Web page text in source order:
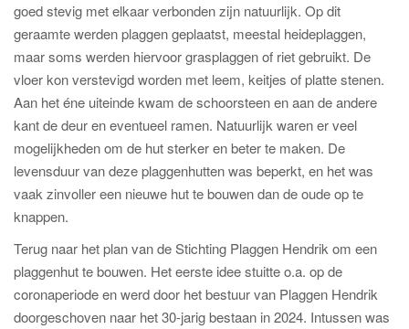
goed stevig met elkaar verbonden zijn natuurlijk. Op dit
geraamte werden plaggen geplaatst, meestal heideplaggen,
maar soms werden hiervoor grasplaggen of riet gebruikt. De
vloer kon verstevigd worden met leem, keitjes of platte stenen.
Aan het éne uiteinde kwam de schoorsteen en aan de andere
kant de deur en eventueel ramen. Natuurlijk waren er veel
mogelijkheden om de hut sterker en beter te maken. De
levensduur van deze plaggenhutten was beperkt, en het was
vaak zinvoller een nieuwe hut te bouwen dan de oude op te
knappen.
Terug naar het plan van de Stichting Plaggen Hendrik om een
plaggenhut te bouwen. Het eerste idee stuitte o.a. op de
coronaperiode en werd door het bestuur van Plaggen Hendrik
doorgeschoven naar het 30-jarig bestaan in 2024. Intussen was